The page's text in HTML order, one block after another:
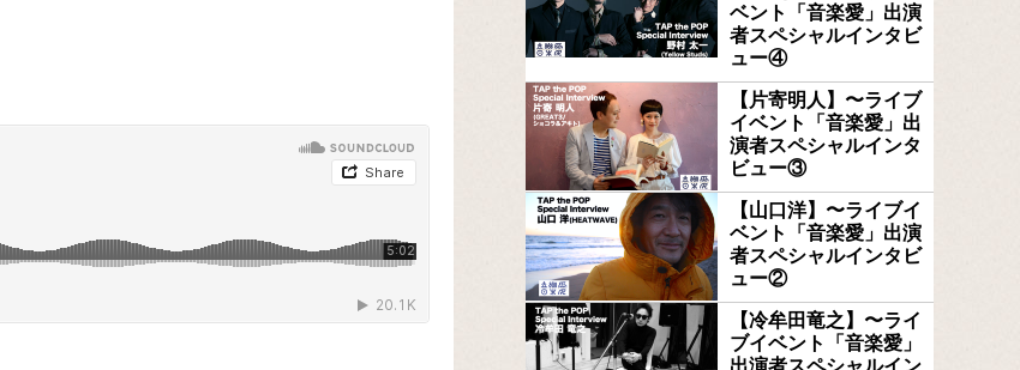
ベント「音楽愛」出演
者スペシャルインタビ
ュー④
【片寄明人】〜ライブ
イベント「音楽愛」出
演者スペシャルインタ
ビュー③
【山口洋】〜ライブイ
ベント「音楽愛」出演
者スペシャルインタビ
ュー②
【冷牟田竜之】〜ライ
ブイベント「音楽愛」
出演者スペシャルイン